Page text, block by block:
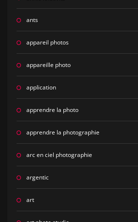
ants
appareil photos
appareille photo
application
apprendre la photo
apprendre la photographie
arc en ciel photographie
argentic
art